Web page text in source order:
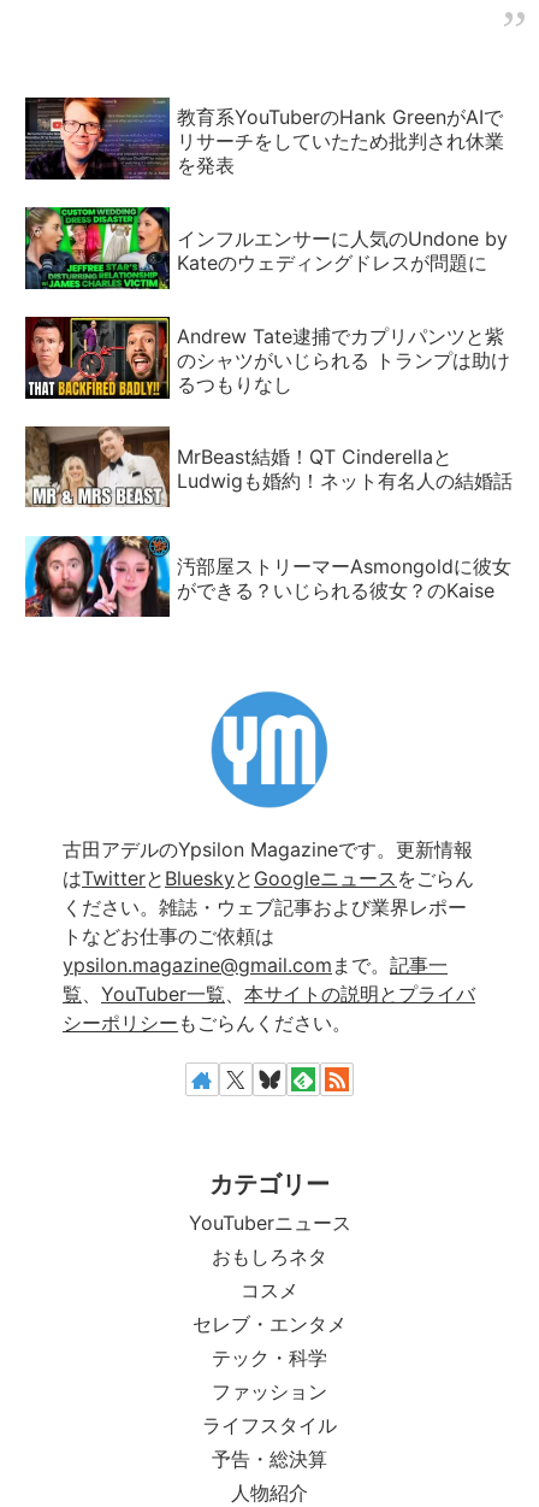
教育系YouTuberのHank GreenがAIで
リサーチをしていたため批判され休業
を発表
インフルエンサーに人気のUndone by
Kateのウェディングドレスが問題に
Andrew Tate逮捕でカプリパンツと紫
のシャツがいじられる トランプは助け
るつもりなし
MrBeast結婚！QT Cinderellaと
Ludwigも婚約！ネット有名人の結婚話
汚部屋ストリーマーAsmongoldに彼女
ができる？いじられる彼女？のKaise
古田アデルのYpsilon Magazineです。更新情報
はTwitterと Blueskyと Googleニュース をごらん
ください。雑誌・ウェブ記事および業界レポー
トなどお仕事のご依頼は
ypsilon.magazine@gmail.com まで。 記事一
覧
YouTuber一覧
本サイトの説明とプライバ
シーポリシー もごらんください。
カテゴリー
YouTuberニュース
おもしろネタ
コスメ
セレブ・エンタメ
テック・科学
ファッション
ライフスタイル
予告・総決算
人物紹介